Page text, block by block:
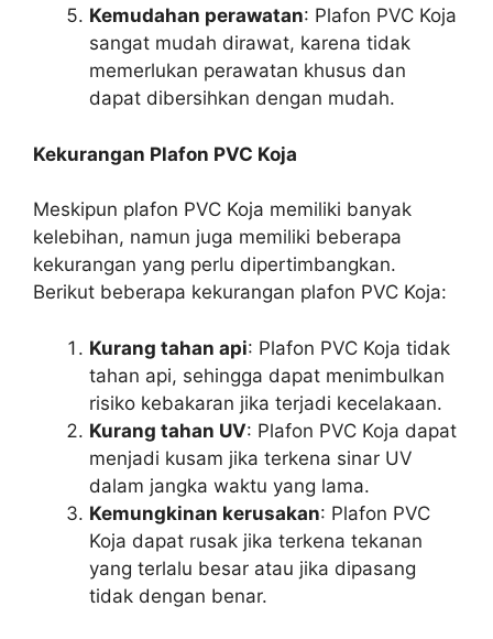
Kemudahan perawatan: Plafon PVC Koja
sangat mudah dirawat, karena tidak
memerlukan perawatan khusus dan
dapat dibersihkan dengan mudah.
Kekurangan Plafon PVC Koja
Meskipun plafon PVC Koja memiliki banyak
kelebihan, namun juga memiliki beberapa
kekurangan yang perlu dipertimbangkan.
Berikut beberapa kekurangan plafon PVC Koja:
Kurang tahan api: Plafon PVC Koja tidak
tahan api, sehingga dapat menimbulkan
risiko kebakaran jika terjadi kecelakaan.
Kurang tahan UV: Plafon PVC Koja dapat
menjadi kusam jika terkena sinar UV
dalam jangka waktu yang lama.
Kemungkinan kerusakan: Plafon PVC
Koja dapat rusak jika terkena tekanan
yang terlalu besar atau jika dipasang
tidak dengan benar.